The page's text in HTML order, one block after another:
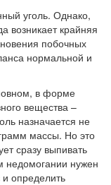
уголь. Однако,
возникает крайняя
побочных
нормальной и
в форме
вещества –
назначается не
массы. Но это
сразу выпивать
недомогании нужен
и определить